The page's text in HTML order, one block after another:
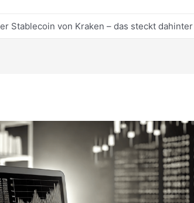
Stablecoin von Kraken – das steckt dahinter